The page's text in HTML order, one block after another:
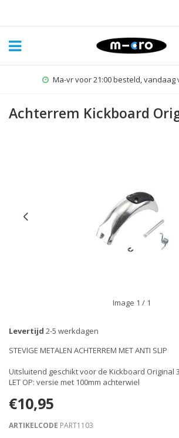
Ma-vr voor 21:00 besteld,
Achterrem Kickboard
Image 1 / 1
Levertijd 2-5 werkdagen
STEVIGE METALEN ACHTERREM MET ANTI SLIP
Uitsluitend geschikt voor de Kickboard Original
LET OP: versie met 100mm achterwiel
€10,95
ARTIKELCODE PART1103